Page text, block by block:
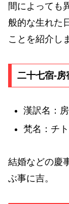
間によっても
般的な生れた
ことを紹介し
二十七宿-房
漢訳名：
梵名：チ
結婚などの慶
ぶ事に吉。